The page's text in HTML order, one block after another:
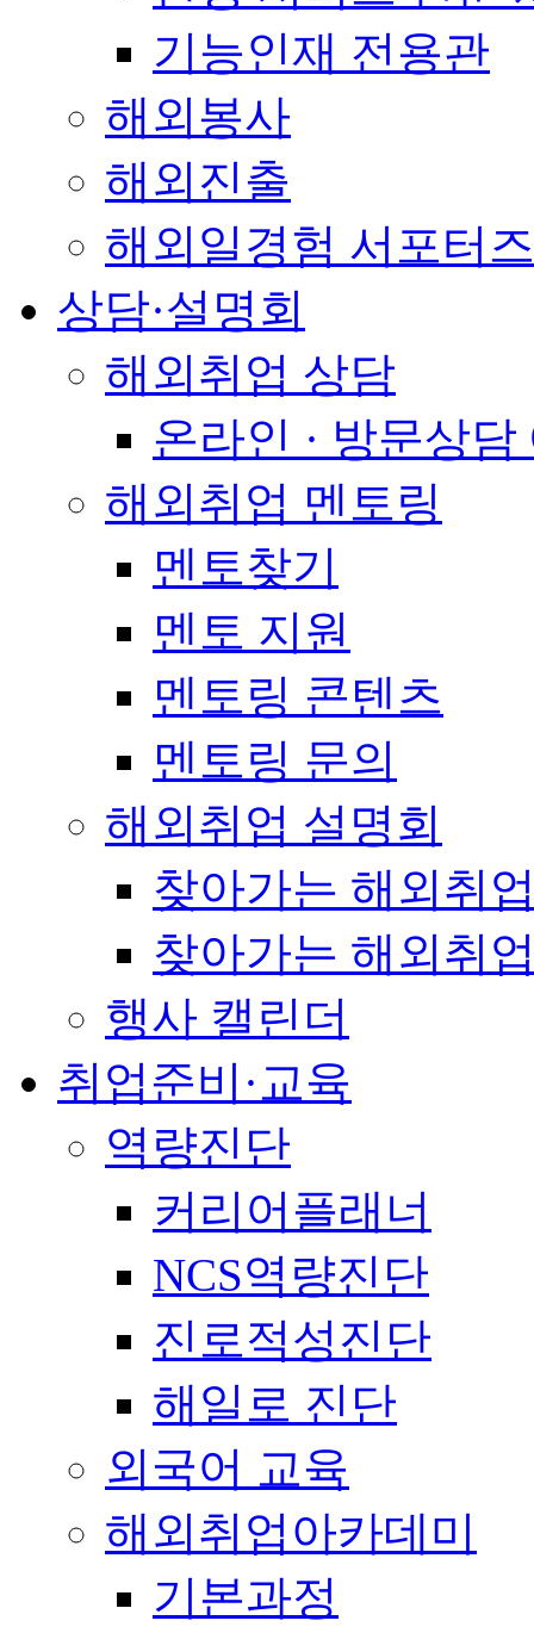
기능인재 전용관
해외봉사
해외진출
해외일경험 서포터
상담·설명회
해외취업 상담
온라인 · 방문상담
해외취업 멘토링
멘토찾기
멘토 지원
멘토링 콘텐츠
멘토링 문의
해외취업 설명회
찾아가는 해외취
찾아가는 해외취
행사 캘린더
취업준비·교육
역량진단
커리어플래너
NCS역량진단
진로적성진단
해일로 진단
외국어 교육
해외취업아카데미
기본과정